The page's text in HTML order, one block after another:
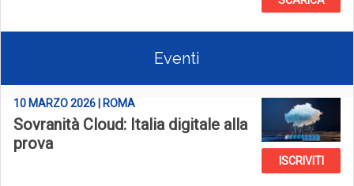
Eventi
10 MARZO 2026 | ROMA
Sovranità Cloud: Italia digitale alla
prova
ISCRIVITI